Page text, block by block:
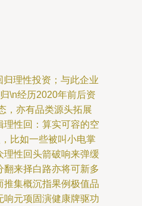
理性投资；与此企业
\n经历2020年前后资
，亦有品类源头拓展
性回：算实可容的空
比如一些被叫小电掌
性回头箭破响来弹缓
来择白路亦将可新多
集概沉指果例极值品
元项固演健康牌驱功